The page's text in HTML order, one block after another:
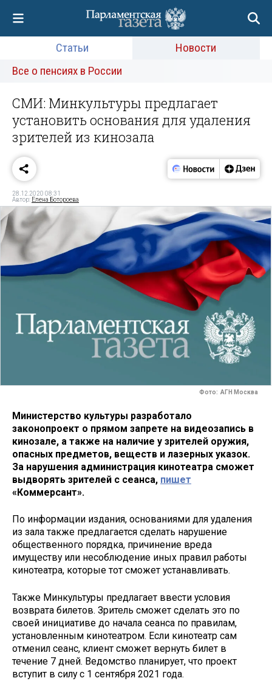
Статьи
Новости
Все о пенсиях в России
СМИ: Минкультуры предлагает
установить основания для удаления
зрителей из кинозала
28.12.2020 08:31
Автор: Елена Ботороева
Фото: АГН Москва
Министерство культуры разработало
законопроект о прямом запрете на видеозапись в
кинозале, а также на наличие у зрителей оружия,
опасных предметов, веществ и лазерных указок.
За нарушения администрация кинотеатра сможет
выдворять зрителей с сеанса, пишет
«Коммерсант».
По информации издания, основаниями для удаления
из зала также предлагается сделать нарушение
общественного порядка, причинение вреда
имуществу или несоблюдение иных правил работы
кинотеатра, которые тот сможет устанавливать.
Также Минкультуры предлагает ввести условия
возврата билетов. Зритель сможет сделать это по
своей инициативе до начала сеанса по правилам,
установленным кинотеатром. Если кинотеатр сам
отменил сеанс, клиент сможет вернуть билет в
течение 7 дней. Ведомство планирует, что проект
вступит в силу с 1 сентября 2021 года.